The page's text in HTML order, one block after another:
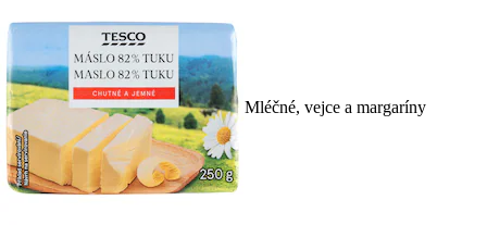
Mléčné, vejce a margaríny